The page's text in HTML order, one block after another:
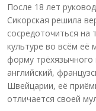
После 18 лет
Сикорская решила
сосредоточиться на
культуре во всём её
форму трёхязычного
английский,
Швейцарии, её
отличается своей